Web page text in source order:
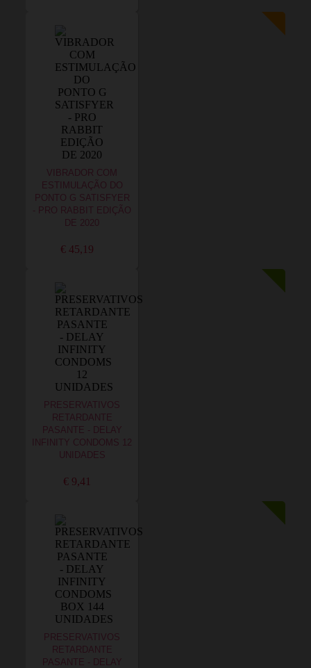
VIBRADOR COM
ESTIMULAÇÃO DO
PONTO G SATISFYER
- PRO RABBIT EDIÇÃO
DE 2020
€ 45,19
PRESERVATIVOS
RETARDANTE
PASANTE - DELAY
INFINITY CONDOMS 12
UNIDADES
€ 9,41
PRESERVATIVOS
RETARDANTE
PASANTE - DELAY